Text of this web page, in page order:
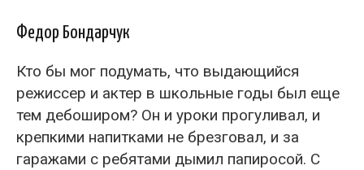
Федор Бондарчук
Кто бы мог подумать, что выдающийся
режиссер и актер в школьные годы был еще
тем дебоширом? Он и уроки прогуливал, и
крепкими напитками не брезговал, и за
гаражами с ребятами дымил папиросой. С